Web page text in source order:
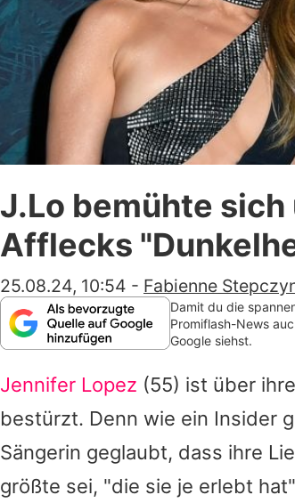
J.Lo bemühte sich
Afflecks
25.08.24, 10:54 - Fabienne
Damit du die
Promiflash-News
Google siehst.
Jennifer Lopez (55) ist über
bestürzt. Denn wie ein Insider
Sängerin geglaubt, dass ihre
größte sei, "die sie je erlebt